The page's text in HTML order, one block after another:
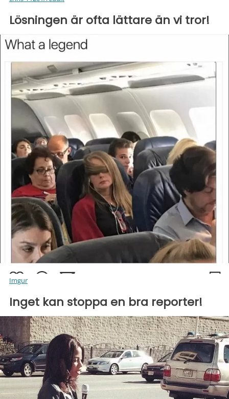
Lösningen är ofta lättare än vi tror!
Imgur
Inget kan stoppa en bra reporter!